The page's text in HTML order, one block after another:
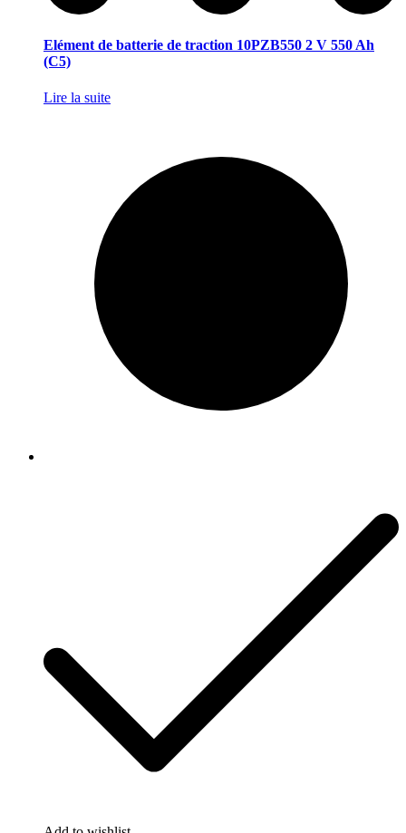
Elément de batterie de traction 10PZB550 2 V 550 Ah
(C5)
Lire la suite